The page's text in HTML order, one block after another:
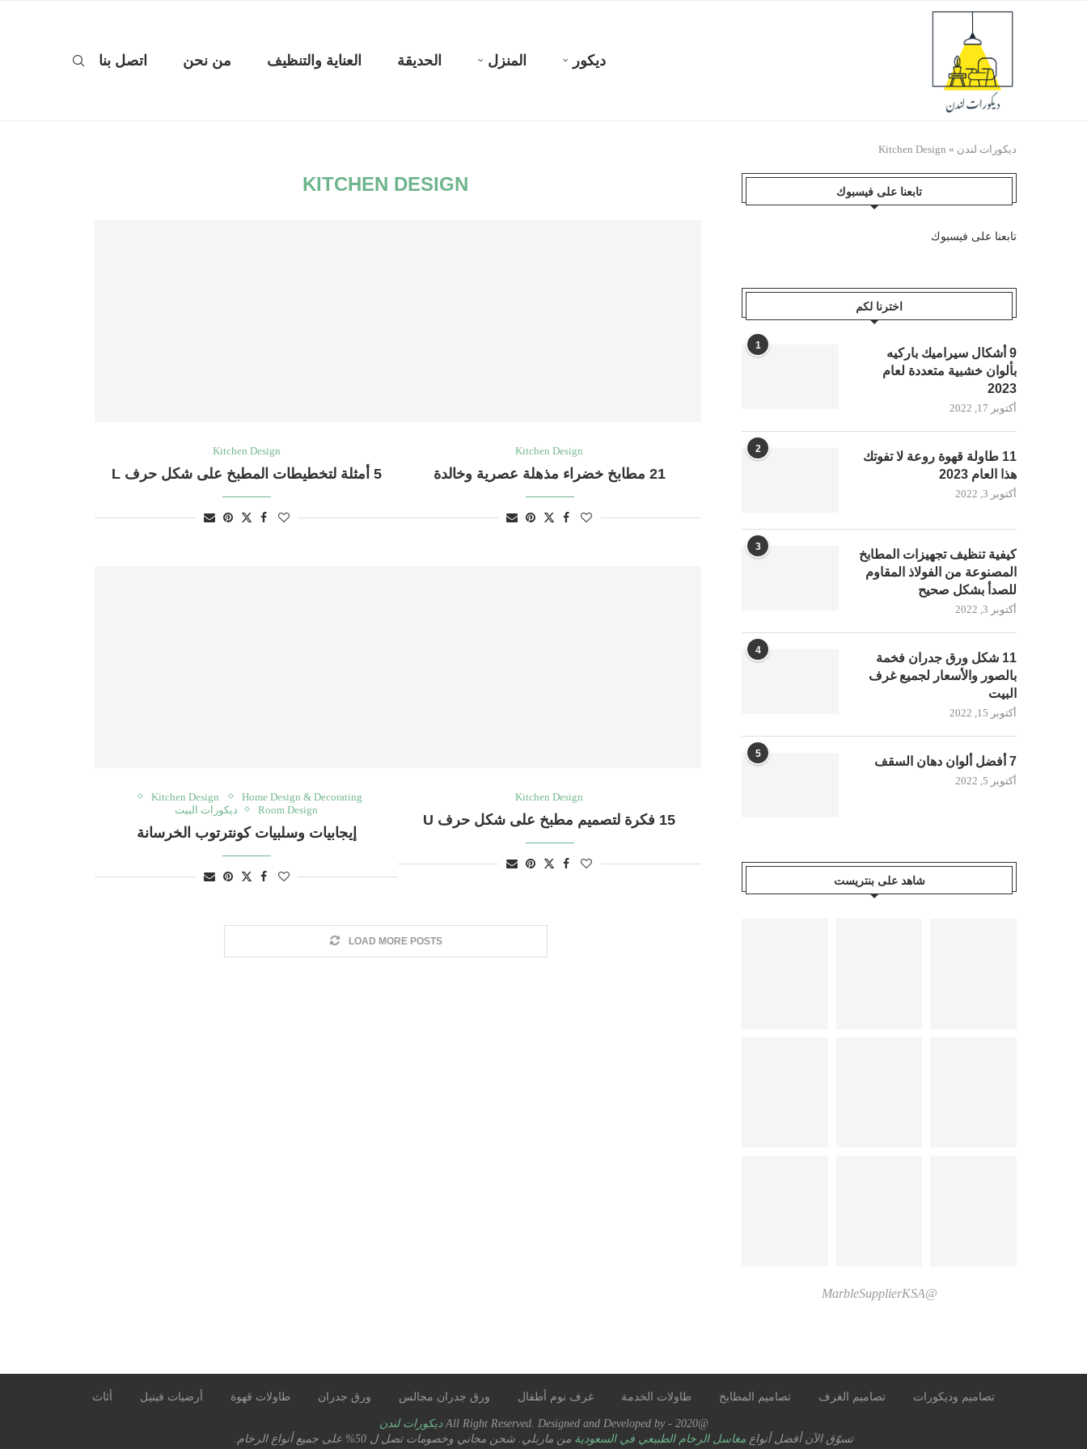
ديكور المنزل الحديقة العناية والتنظيف من نحن اتصل بنا
ديكورات لندن »
Kitchen Design
KITCHEN DESIGN
Kitchen Design
21 مطابخ خضراء مذهلة عصرية وخالدة
Kitchen Design
5 أمثلة لتخطيطات المطبخ على شكل حرف L
Kitchen Design
15 فكرة لتصميم مطبخ على شكل حرف U
Home Design & Decorating
Kitchen Design
Room Design
ديكورات البيت
إيجابيات وسلبيات كونترتوب الخرسانة
LOAD MORE POSTS
تابعنا على فيسبوك
تابعنا على فيسبوك
اخترنا لكم
1
9 أشكال سيراميك باركيه
بألوان خشبية متعددة لعام
2023
أكتوبر 17, 2022
2
11 طاولة قهوة روعة لا تفوتك
هذا العام 2023
أكتوبر 3, 2022
3
كيفية تنظيف تجهيزات المطابخ
المصنوعة من الفولاذ المقاوم
للصدأ بشكل صحيح
أكتوبر 3, 2022
4
11 شكل ورق جدران فخمة
بالصور والأسعار لجميع غرف
البيت
أكتوبر 15, 2022
5
7 أفضل ألوان دهان السقف
أكتوبر 5, 2022
شاهد على بنتريست
@MarbleSupplierKSA
تصاميم وديكورات تصاميم الغرف تصاميم المطابخ طاولات الخدمة غرف نوم أطفال ورق جدران مجالس ورق جدران طاولات قهوة أرضيات فينيل أثاث
@2020 - All Right Reserved. Designed and Developed by
ديكورات لندن
تسوّق الآن أفضل أنواع مغاسل الرخام الطبيعي في السعودية من ماربلي. شحن مجاني وخصومات تصل ل 50% على جميع أنواع الرخام.